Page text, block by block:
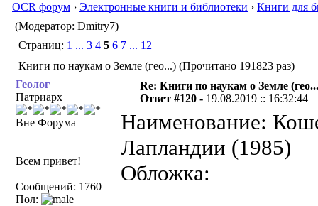
OCR форум › Электронные книги и библиотеки › Книги для
(Модератор: Dmitry7)
Страниц: 1 ... 3 4 5 6 7 ... 12
Книги по наукам о Земле (гео...) (Прочитано 191823 раз)
Геолог
Патриарх
Вне Форума
Всем привет!
Сообщений: 1760
Пол:
Re: Книги по наукам о Земле
Ответ #120 - 19.08.2019 :: 16:32:44
Наименование:
Лапландии (1985)
Обложка: